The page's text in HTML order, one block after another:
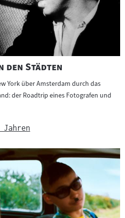
den Städten
York über Amsterdam durch das
der Roadtrip eines Fotografen und
Jahren